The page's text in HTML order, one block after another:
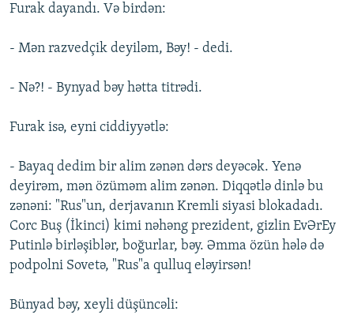
Furak dayandı. Və birdən:
- Mən razvedçik deyiləm, Bəy! - dedi.
- Nə?! - Bynyad bəy hətta titrədi.
Furak isə, eyni ciddiyyətlə:
- Bayaq dedim bir alim zənən dərs deyəcək. Yenə
deyirəm, mən özüməm alim zənən. Diqqətlə dinlə bu
zənəni: "Rus"un, derjavanın Kremli siyasi blokadadı.
Corc Buş (İkinci) kimi nəhəng prezident, gizlin EvƏrEy
Putinlə birləşiblər, boğurlar, bəy. Əmma özün hələ də
podpolni Sovetə, "Rus"a qulluq eləyirsən!
Bünyad bəy, xeyli düşüncəli: